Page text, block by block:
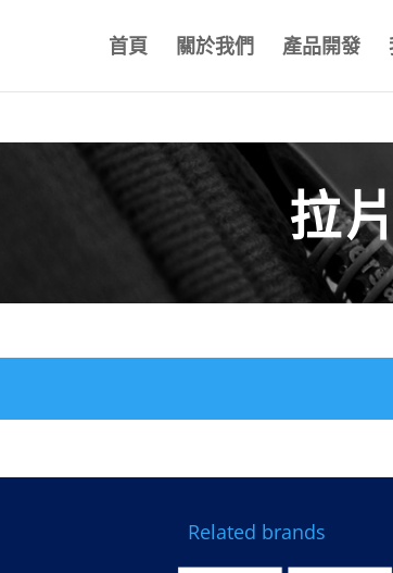
首頁 關於我們 產品開發
拉片
Related brands